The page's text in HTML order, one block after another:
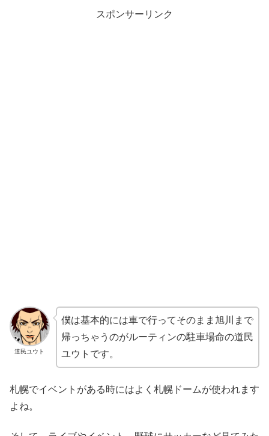
スポンサーリンク
道民ユウト
僕は基本的には車で行ってそのまま旭川まで
帰っちゃうのがルーティンの駐車場命の道民
ユウトです。
札幌でイベントがある時にはよく札幌ドームが使われます
よね。